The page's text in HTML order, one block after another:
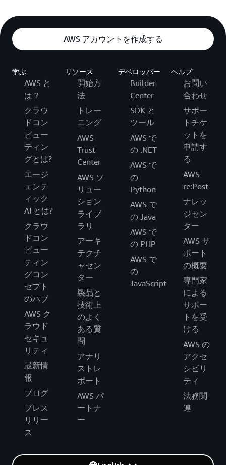
AWS アカウントを作成する
学ぶ
AWS と
は？
クラウ
ドコン
ピュー
ティン
グとは?
エージ
ェンテ
ィック
AI とは?
クラウ
ドコン
ピュー
ティン
グコン
セプト
のハブ
AWS ク
ラウド
セキュ
リティ
最新情
報
ブログ
プレス
リリー
ス
リソース
開始方
法
トレー
ニング
AWS
Trust
Center
AWS ソ
リュー
ション
ライブ
ラリ
アーキ
テクチ
ャセン
ター
製品と
技術上
のよく
ある質
問
アナリ
ストレ
ポート
AWS パ
ートナ
ー
デベロッパー
Builder
Center
SDK と
ツール
AWS で
の .NET
AWS で
の
Python
AWS で
の Java
AWS で
の PHP
AWS で
の
JavaScript
ヘルプ
お問い
合わせ
サポー
トチケ
ットを
申請す
る
AWS
re:Post
ナレッ
ジセン
ター
AWS サ
ポート
の概要
専門家
による
サポー
トを受
ける
AWS の
アクセ
シビリ
ティ
法務関
連